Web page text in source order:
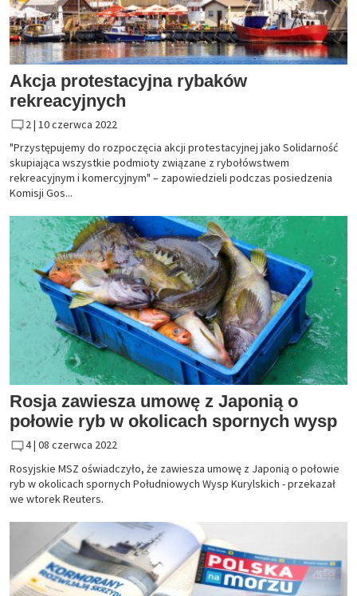
Akcja protestacyjna rybaków
rekreacyjnych
2 | 10 czerwca 2022
"Przystępujemy do rozpoczęcia akcji protestacyjnej jako Solidarność
skupiająca wszystkie podmioty związane z rybołówstwem
rekreacyjnym i komercyjnym" – zapowiedzieli podczas posiedzenia
Komisji Gos...
Rosja zawiesza umowę z Japonią o
połowie ryb w okolicach spornych wysp
4 | 08 czerwca 2022
Rosyjskie MSZ oświadczyło, że zawiesza umowę z Japonią o połowie
ryb w okolicach spornych Południowych Wysp Kurylskich - przekazał
we wtorek Reuters.